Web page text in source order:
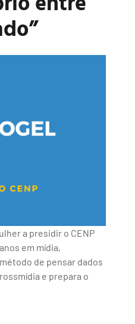
a presidir o CENP
em mídia,
de pensar dados
e prepara o